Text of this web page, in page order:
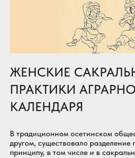
ЖЕНСКИЕ
ПРАКТИКИ
КАЛЕНДАРЯ
В традиционном осетинском
другом, существовало разделение
принципу, в том числе и в